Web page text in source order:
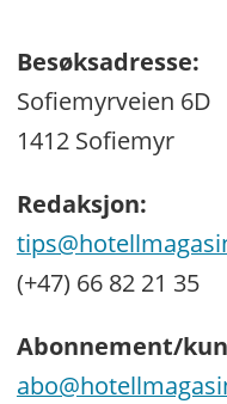
Besøksadresse:
Sofiemyrveien 6D
1412 Sofiemyr
Redaksjon:
(+47) 66 82 21 35
Abonnement/